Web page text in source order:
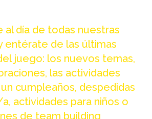
al día de todas nuestras
entérate de las últimas
juego: los nuevos temas,
las actividades
cumpleaños, despedidas
actividades para niños o
de team building